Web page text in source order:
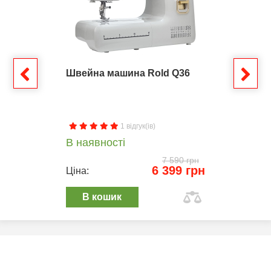
Швейна машина Rold Q36
1 відгук(ів)
В наявності
7 590 грн
Ціна: 6 399 грн
В кошик